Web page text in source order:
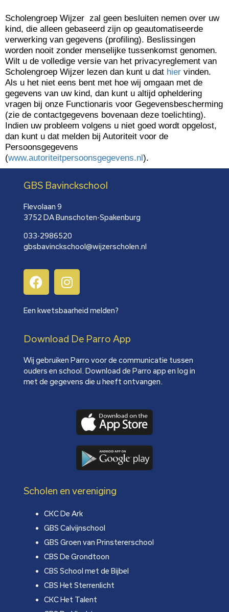
Scholengroep Wijzer zal geen besluiten nemen over uw
kind, die alleen gebaseerd zijn op geautomatiseerde
verwerking van gegevens (profiling). Beslissingen
worden nooit zonder menselijke tussenkomst genomen.
Wilt u de volledige versie van het privacyreglement van
Scholengroep Wijzer lezen dan kunt u dat hier vinden.
Als u het niet eens bent met hoe wij omgaan met de
gegevens van uw kind, dan kunt u altijd opheldering
vragen bij onze Functionaris voor Gegevensbescherming
(zie de contactgegevens bovenaan deze toelichting).
Indien uw probleem volgens u niet goed wordt opgelost,
dan kunt u dat melden bij Autoriteit voor de
Persoonsgegevens
(www.autoriteitpersoonsgegevens.nl).
GBS Bavinckschool
Flevolaan 9
3752 DA Bunschoten-Spakenburg
033-2986520
gbsbavinckschool@wijzerscholen.nl
Een kwetsbaarheid melden?
Download De Parro App
Wij gebruiken Parro voor de communicatie tussen
ouders en school. Download de Parro app en log in
met de gegevens die u heeft ontvangen.
Scholen en vereniging
CKC De Ark
GBS Calvijnschool
GBS Groen van Prinstererschool
CBS De Grondtoon
CBS School met de Bijbel
CBS Het Sterrenlicht
CKC Het Talent